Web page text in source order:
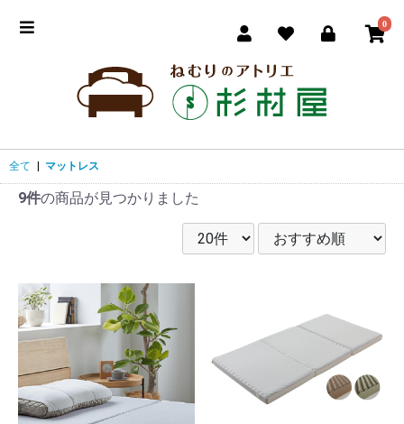
0
全て マットレス
9件の商品が見つかりました